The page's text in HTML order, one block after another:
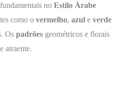
no Estilo Árabe
como o vermelho, azule verde
Os padrõesgeométricos e florais
atraente.